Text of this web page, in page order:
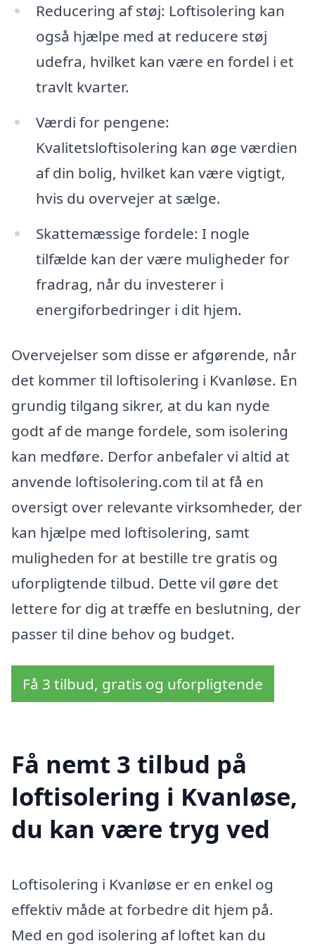
Reducering af støj: Loftisolering kan
også hjælpe med at reducere støj
udefra, hvilket kan være en fordel i et
travlt kvarter.
Værdi for pengene:
Kvalitetsloftisolering kan øge værdien
af din bolig, hvilket kan være vigtigt,
hvis du overvejer at sælge.
Skattemæssige fordele: I nogle
tilfælde kan der være muligheder for
fradrag, når du investerer i
energiforbedringer i dit hjem.
Overvejelser som disse er afgørende, når
det kommer til loftisolering i Kvanløse. En
grundig tilgang sikrer, at du kan nyde
godt af de mange fordele, som isolering
kan medføre. Derfor anbefaler vi altid at
anvende loftisolering.com til at få en
oversigt over relevante virksomheder, der
kan hjælpe med loftisolering, samt
muligheden for at bestille tre gratis og
uforpligtende tilbud. Dette vil gøre det
lettere for dig at træffe en beslutning, der
passer til dine behov og budget.
Få 3 tilbud, gratis og uforpligtende
Få nemt 3 tilbud på
loftisolering i Kvanløse,
du kan være tryg ved
Loftisolering i Kvanløse er en enkel og
effektiv måde at forbedre dit hjem på.
Med en god isolering af loftet kan du